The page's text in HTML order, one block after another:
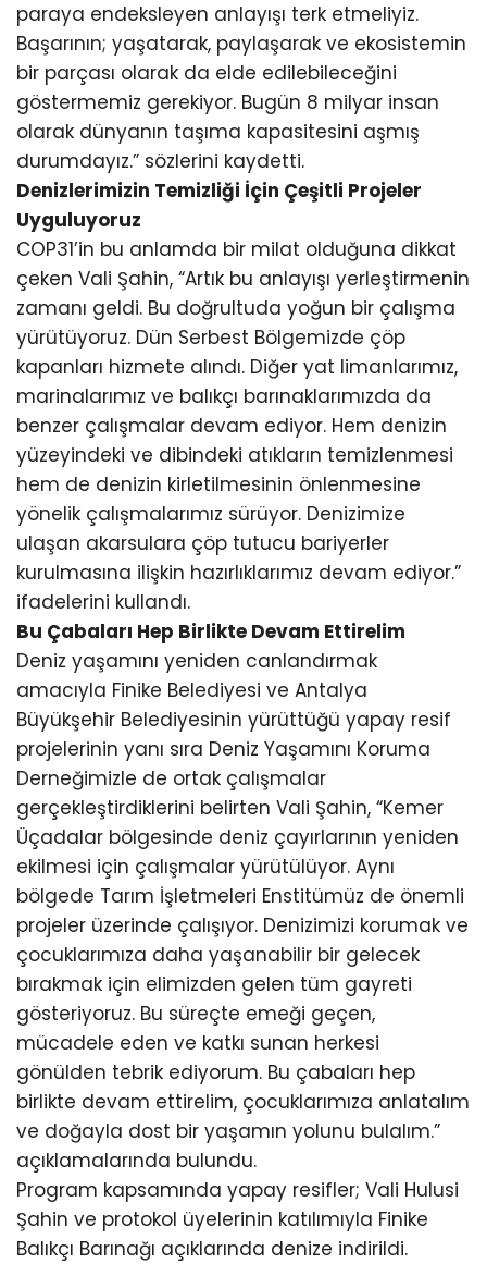
paraya endeksleyen anlayışı terk etmeliyiz.
Başarının; yaşatarak, paylaşarak ve ekosistemin
bir parçası olarak da elde edilebileceğini
göstermemiz gerekiyor. Bugün 8 milyar insan
olarak dünyanın taşıma kapasitesini aşmış
durumdayız.” sözlerini kaydetti.
Denizlerimizin Temizliği İçin Çeşitli Projeler
Uyguluyoruz
COP31’in bu anlamda bir milat olduğuna dikkat
çeken Vali Şahin, “Artık bu anlayışı yerleştirmenin
zamanı geldi. Bu doğrultuda yoğun bir çalışma
yürütüyoruz. Dün Serbest Bölgemizde çöp
kapanları hizmete alındı. Diğer yat limanlarımız,
marinalarımız ve balıkçı barınaklarımızda da
benzer çalışmalar devam ediyor. Hem denizin
yüzeyindeki ve dibindeki atıkların temizlenmesi
hem de denizin kirletilmesinin önlenmesine
yönelik çalışmalarımız sürüyor. Denizimize
ulaşan akarsulara çöp tutucu bariyerler
kurulmasına ilişkin hazırlıklarımız devam ediyor.”
ifadelerini kullandı.
Bu Çabaları Hep Birlikte Devam Ettirelim
Deniz yaşamını yeniden canlandırmak
amacıyla Finike Belediyesi ve Antalya
Büyükşehir Belediyesinin yürüttüğü yapay resif
projelerinin yanı sıra Deniz Yaşamını Koruma
Derneğimizle de ortak çalışmalar
gerçekleştirdiklerini belirten Vali Şahin, “Kemer
Üçadalar bölgesinde deniz çayırlarının yeniden
ekilmesi için çalışmalar yürütülüyor. Aynı
bölgede Tarım İşletmeleri Enstitümüz de önemli
projeler üzerinde çalışıyor. Denizimizi korumak ve
çocuklarımıza daha yaşanabilir bir gelecek
bırakmak için elimizden gelen tüm gayreti
gösteriyoruz. Bu süreçte emeği geçen,
mücadele eden ve katkı sunan herkesi
gönülden tebrik ediyorum. Bu çabaları hep
birlikte devam ettirelim, çocuklarımıza anlatalım
ve doğayla dost bir yaşamın yolunu bulalım.”
açıklamalarında bulundu.
Program kapsamında yapay resifler; Vali Hulusi
Şahin ve protokol üyelerinin katılımıyla Finike
Balıkçı Barınağı açıklarında denize indirildi.